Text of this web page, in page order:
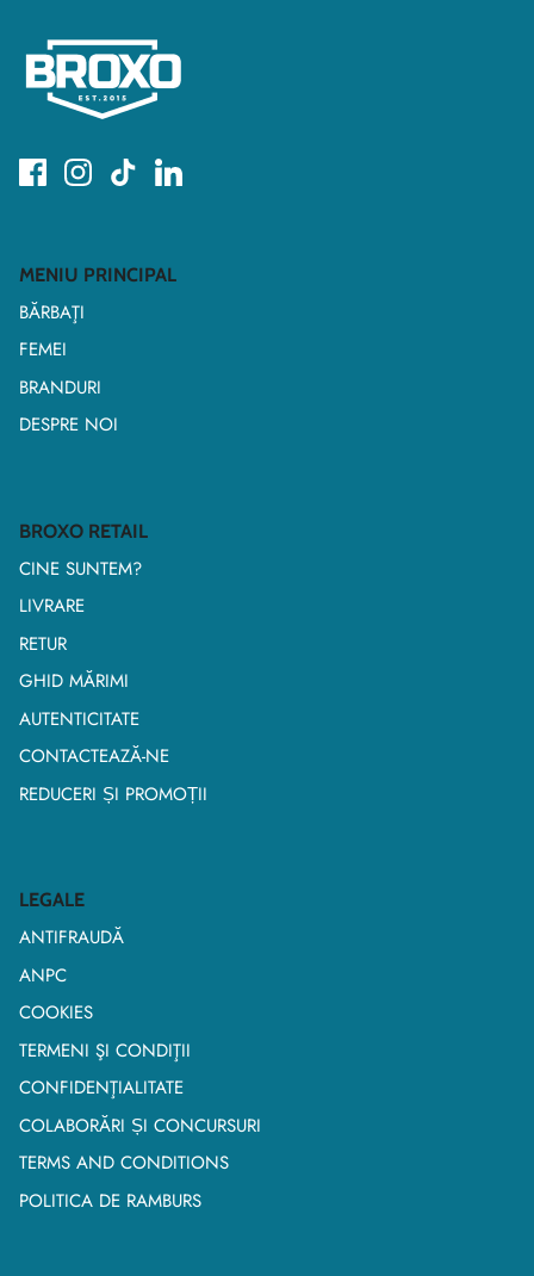
MENIU PRINCIPAL
BĂRBAŢI
FEMEI
BRANDURI
DESPRE NOI
BROXO RETAIL
CINE SUNTEM?
LIVRARE
RETUR
GHID MĂRIMI
AUTENTICITATE
CONTACTEAZĂ-NE
REDUCERI ȘI PROMOȚII
LEGALE
ANTIFRAUDĂ
ANPC
COOKIES
TERMENI ŞI CONDIŢII
CONFIDENŢIALITATE
COLABORĂRI ȘI CONCURSURI
TERMS AND CONDITIONS
POLITICA DE RAMBURS